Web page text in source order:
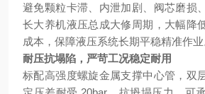
避免颗粒卡滞、内泄加剧、阀芯磨损
长大养机液压总成大修周期，大幅降
成本，保障液压系统长期平稳精准作业
耐压抗塌陷，严苛工况稳定耐用
标配高强度螺旋金属支撑中心管，双